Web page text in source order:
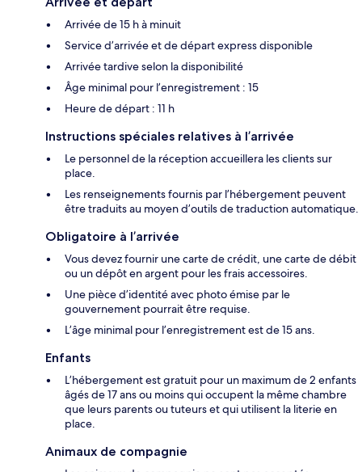
Arrivée de 15 h à minuit
Service d’arrivée et de départ express disponible
Arrivée tardive selon la disponibilité
Âge minimal pour l’enregistrement : 15
Heure de départ : 11 h
Instructions spéciales relatives à l’arrivée
Le personnel de la réception accueillera les clients sur
place.
Les renseignements fournis par l’hébergement peuvent
être traduits au moyen d’outils de traduction automatique.
Obligatoire à l’arrivée
Vous devez fournir une carte de crédit, une carte de débit
ou un dépôt en argent pour les frais accessoires.
Une pièce d’identité avec photo émise par le
gouvernement pourrait être requise.
L’âge minimal pour l’enregistrement est de 15 ans.
Enfants
L’hébergement est gratuit pour un maximum de 2 enfants
âgés de 17 ans ou moins qui occupent la même chambre
que leurs parents ou tuteurs et qui utilisent la literie en
place.
Animaux de compagnie